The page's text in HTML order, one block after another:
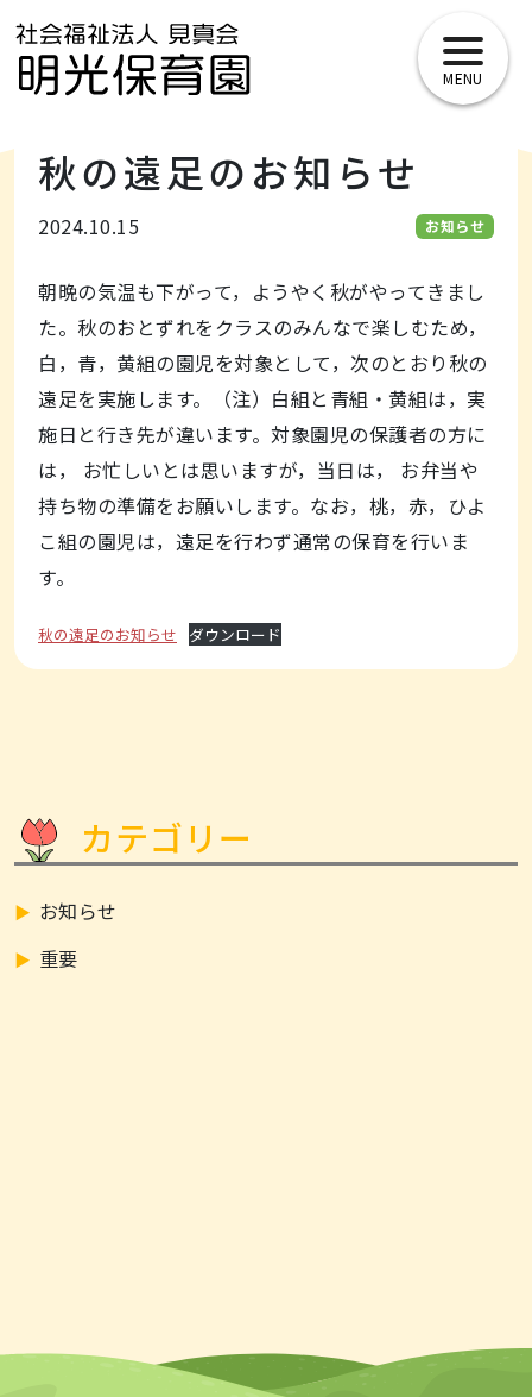
toggle
秋の遠足のお知らせ
2024.10.15 お知らせ
朝晩の気温も下がって，ようやく秋がやってきまし
た。秋のおとずれをクラスのみんなで楽しむため，
白，青，黄組の園児を対象として，次のとおり秋の
遠足を実施します。（注）白組と青組・黄組は，実
施日と行き先が違います。対象園児の保護者の方に
は， お忙しいとは思いますが，当日は， お弁当や
持ち物の準備をお願いします。なお，桃，赤，ひよ
こ組の園児は，遠足を行わず通常の保育を行いま
す。
秋の遠足のお知らせ ダウンロード
カテゴリー
お知らせ
重要